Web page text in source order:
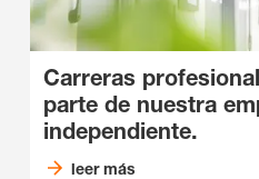
Carreras
parte de nuestra
independiente.
leer más